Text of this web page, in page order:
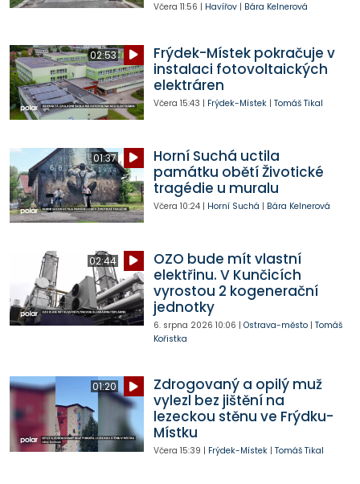
Včera 11:56 | Havířov| Bára Kelnerová
02:53
Frýdek-Místek pokračuje v
instalaci fotovoltaických
elektráren
Včera 15:43 | Frýdek-Místek| Tomáš Tikal
01:37
Horní Suchá uctila
památku obětí Životické
tragédie u muralu
Včera 10:24| Horní Suchá | Bára Kelnerová
02:44
OZO bude mít vlastní
elektřinu. V Kunčicích
vyrostou 2 kogenerační
jednotky
6. srpna 2026 10:06 | Ostrava-město| Tomáš
Kořistka
01:20
Zdrogovaný a opilý muž
vylezl bez jištění na
lezeckou stěnu ve Frýdku-
Místku
Včera 15:39 | Frýdek-Místek| Tomáš Tikal